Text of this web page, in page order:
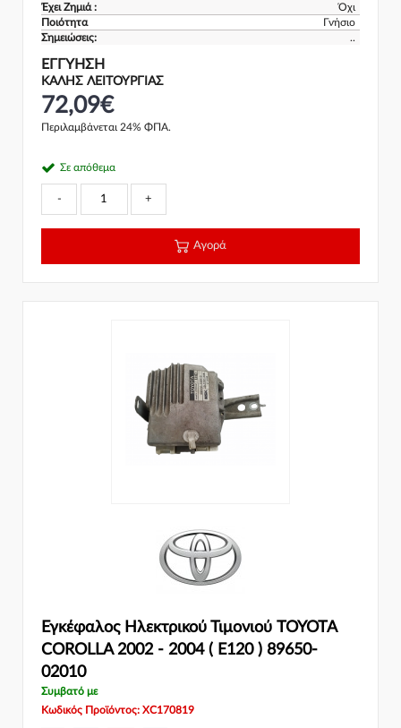
Έχει Ζημιά :
Όχι
Ποιότητα
Γνήσιο
Σημειώσεις:
..
ΕΓΓΎΗΣΗ
ΚΑΛΗΣ ΛΕΙΤΟΥΡΓΙΑΣ
72,09€
Περιλαμβάνεται 24% ΦΠΑ.
Σε απόθεμα
- +
Αγορά
Εγκέφαλος Ηλεκτρικού Τιμονιού TOYOTA
COROLLA 2002 - 2004 ( E120 ) 89650-
02010
Συμβατό με
Κωδικός Προϊόντος: XC170819